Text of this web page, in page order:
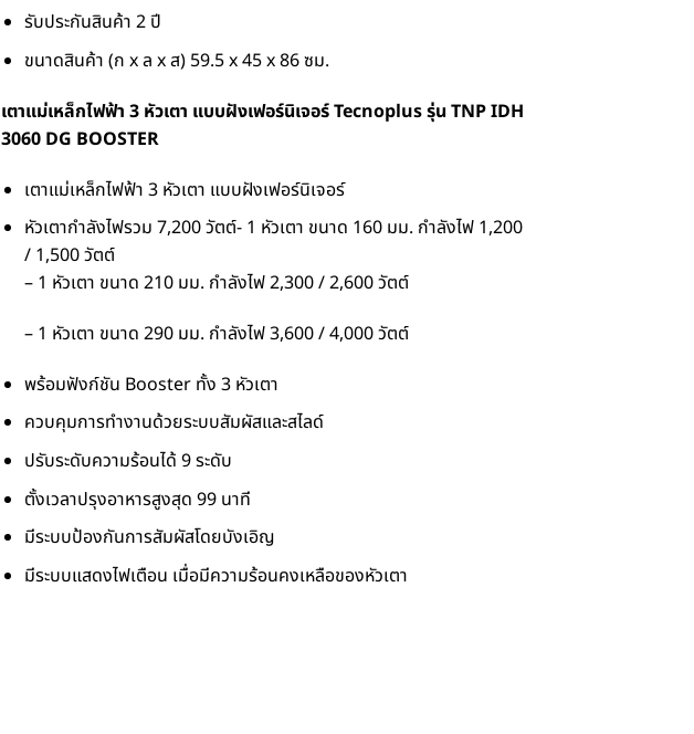
รับประกันสินค้า 2 ปี
ขนาดสินค้า (ก x ล x ส) 59.5 x 45 x 86 ซม.
เตาแม่เหล็กไฟฟ้า 3 หัวเตา แบบฝังเฟอร์นิเจอร์ Tecnoplus รุ่น TNP IDH
3060 DG BOOSTER
เตาแม่เหล็กไฟฟ้า 3 หัวเตา แบบฝังเฟอร์นิเจอร์
หัวเตากำลังไฟรวม 7,200 วัตต์- 1 หัวเตา ขนาด 160 มม. กำลังไฟ 1,200
/ 1,500 วัตต์
– 1 หัวเตา ขนาด 210 มม. กำลังไฟ 2,300 / 2,600 วัตต์
– 1 หัวเตา ขนาด 290 มม. กำลังไฟ 3,600 / 4,000 วัตต์
พร้อมฟังก์ชัน Booster ทั้ง 3 หัวเตา
ควบคุมการทำงานด้วยระบบสัมผัสและสไลด์
ปรับระดับความร้อนได้ 9 ระดับ
ตั้งเวลาปรุงอาหารสูงสุด 99 นาที
มีระบบป้องกันการสัมผัสโดยบังเอิญ
มีระบบแสดงไฟเตือน เมื่อมีความร้อนคงเหลือของหัวเตา